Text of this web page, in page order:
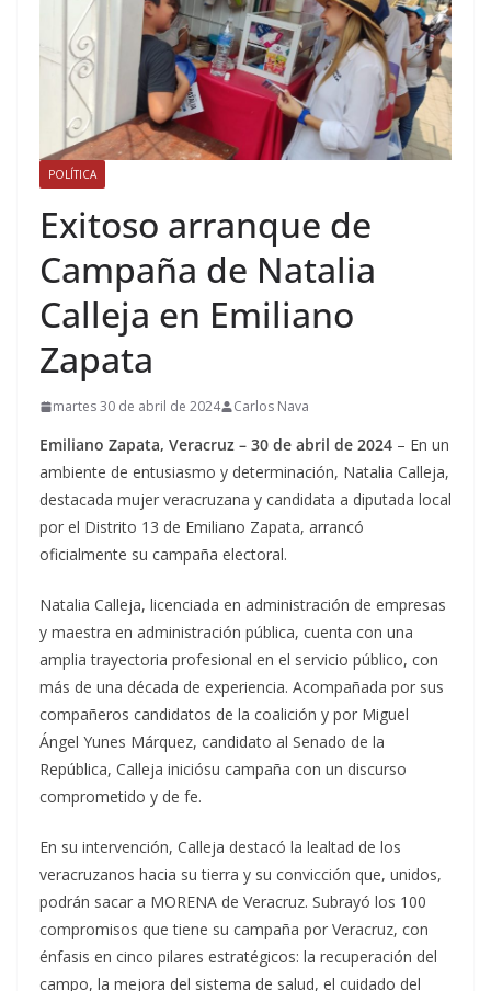
POLÍTICA
Exitoso arranque de
Campaña de Natalia
Calleja en Emiliano
Zapata
martes 30 de abril de 2024 Carlos Nava
Emiliano Zapata, Veracruz – 30 de abril de 2024 – En un
ambiente de entusiasmo y determinación, Natalia Calleja,
destacada mujer veracruzana y candidata a diputada local
por el Distrito 13 de Emiliano Zapata, arrancó
oficialmente su campaña electoral.
Natalia Calleja, licenciada en administración de empresas
y maestra en administración pública, cuenta con una
amplia trayectoria profesional en el servicio público, con
más de una década de experiencia. Acompañada por sus
compañeros candidatos de la coalición y por Miguel
Ángel Yunes Márquez, candidato al Senado de la
República, Calleja iniciósu campaña con un discurso
comprometido y de fe.
En su intervención, Calleja destacó la lealtad de los
veracruzanos hacia su tierra y su convicción que, unidos,
podrán sacar a MORENA de Veracruz. Subrayó los 100
compromisos que tiene su campaña por Veracruz, con
énfasis en cinco pilares estratégicos: la recuperación del
campo, la mejora del sistema de salud, el cuidado del